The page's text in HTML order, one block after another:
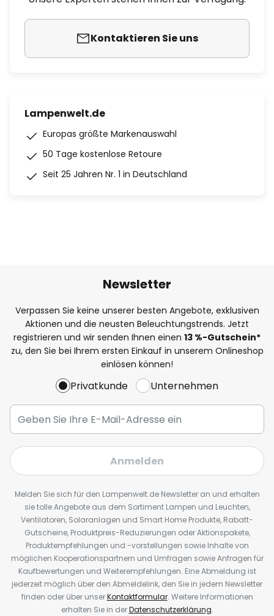
Kontaktieren Sie uns
Lampenwelt.de
Europas größte Markenauswahl
50 Tage kostenlose Retoure
Seit 25 Jahren Nr. 1 in Deutschland
Newsletter
Verpassen Sie keine unserer besten Angebote, exklusiven
Aktionen und die neusten Beleuchtungstrends. Jetzt
registrieren und wir senden Ihnen einen 13 %-Gutschein*
zu, den Sie bei Ihrem ersten Einkauf in unserem Onlineshop
einlösen können!
Privatkunde Unternehmen
Anmelden
Melden Sie sich für den Lampenwelt.de Newsletter an und erhalten
sie tolle Angebote aus dem Sortiment Lampen und Leuchten,
Ventilatoren, Solaranlagen und Smart Home Produkte, Rabatt-
Gutscheine, Produktpreis-Reduzierungen oder Aktionspakete,
Produktempfehlungen und -vorstellungen sowie Inhalte von
möglichen Kooperationspartnern und Umfragen sowie Anfragen für
Kaufbewertungen und Weiterempfehlungen. Eine Abmeldung ist
jederzeit möglich über den Abmeldelink, den Sie in jedem Newsletter
finden oder über unserKontaktformular. Weitere Informationen
erhalten Sie in derDatenschutzerklärung.